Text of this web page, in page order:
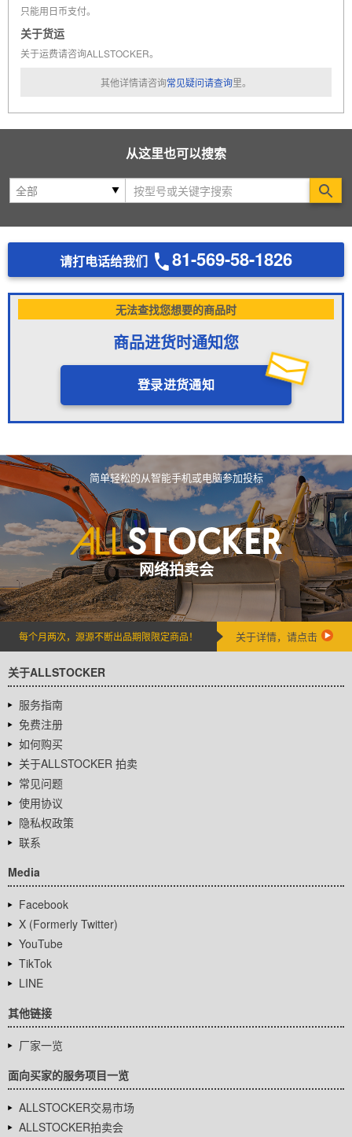
只能用日币支付。
关于货运
关于运费请咨询ALLSTOCKER。
其他详情请咨询常见疑问请查询里。
从这里也可以搜索
请打电话给我们 81-569-58-1826
无法查找您想要的商品时
商品进货时通知您
登录进货通知
简单轻松的从智能手机或电脑参加投标
网络拍卖会
每个月两次，源源不断出品期限限定商品！ 关于详情，请点击
关于ALLSTOCKER
服务指南
免费注册
如何购买
关于ALLSTOCKER 拍卖
常见问题
使用协议
隐私权政策
联系
Media
Facebook
X (Formerly Twitter)
YouTube
TikTok
LINE
其他链接
厂家一览
面向买家的服务项目一览
ALLSTOCKER交易市场
ALLSTOCKER拍卖会